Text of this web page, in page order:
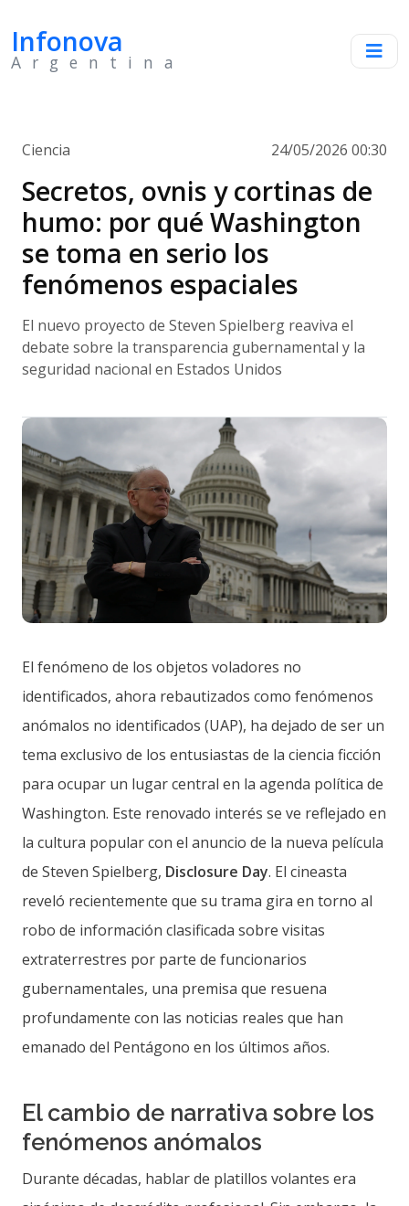
Infonova
Argentina
Ciencia 24/05/2026 00:30
Secretos, ovnis y cortinas de
humo: por qué Washington
se toma en serio los
fenómenos espaciales
El nuevo proyecto de Steven Spielberg reaviva el
debate sobre la transparencia gubernamental y la
seguridad nacional en Estados Unidos
El fenómeno de los objetos voladores no
identificados, ahora rebautizados como fenómenos
anómalos no identificados (UAP), ha dejado de ser un
tema exclusivo de los entusiastas de la ciencia ficción
para ocupar un lugar central en la agenda política de
Washington. Este renovado interés se ve reflejado en
la cultura popular con el anuncio de la nueva película
de Steven Spielberg, Disclosure Day. El cineasta
reveló recientemente que su trama gira en torno al
robo de información clasificada sobre visitas
extraterrestres por parte de funcionarios
gubernamentales, una premisa que resuena
profundamente con las noticias reales que han
emanado del Pentágono en los últimos años.
El cambio de narrativa sobre los
fenómenos anómalos
Durante décadas, hablar de platillos volantes era